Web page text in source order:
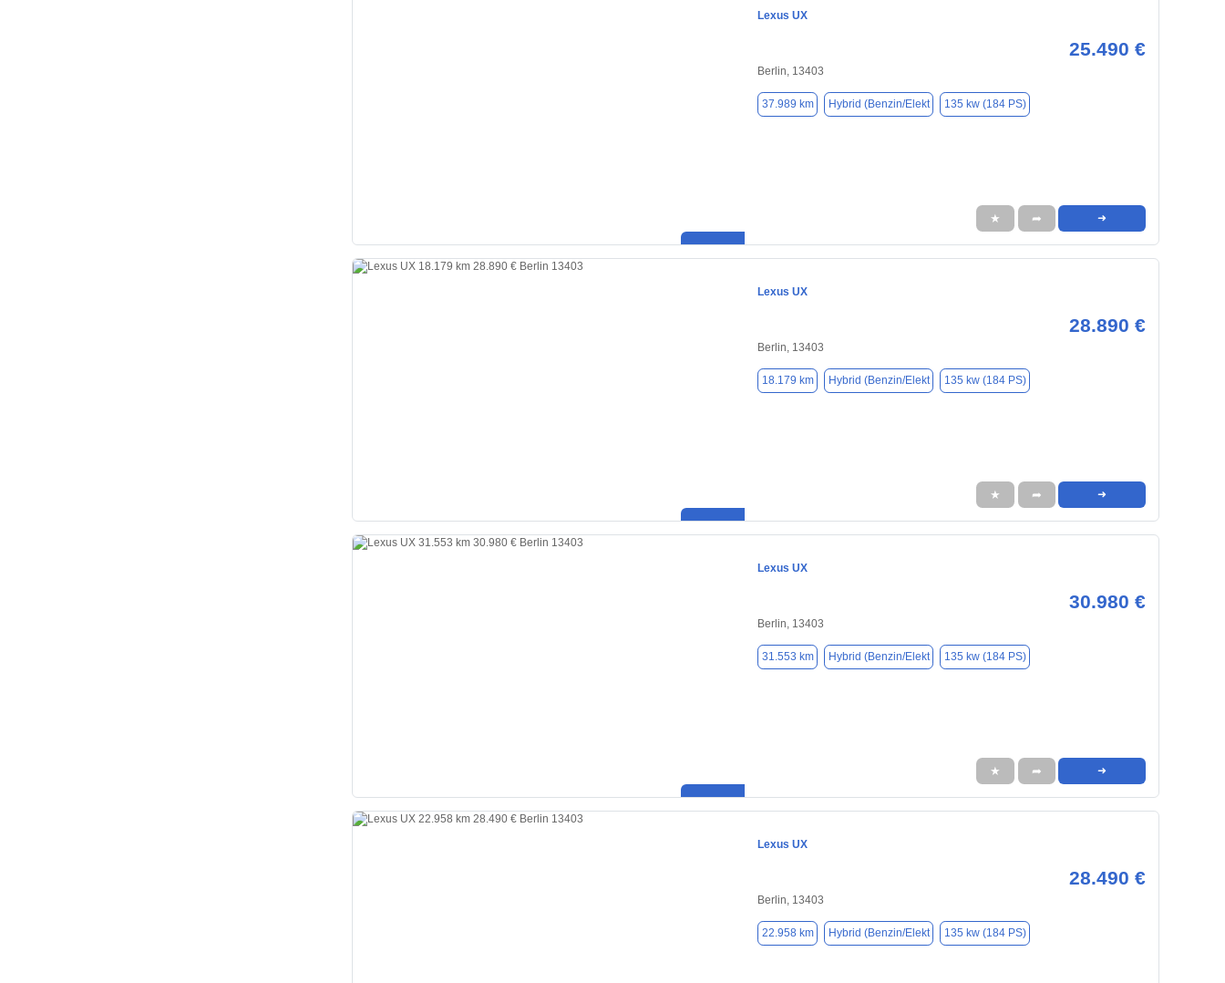
Lexus UX
25.490 €
Berlin, 13403
37.989 km Hybrid (Benzin/Elekt 135 kw (184 PS)
★ ➦ ➜
Lexus UX
28.890 €
Berlin, 13403
18.179 km Hybrid (Benzin/Elekt 135 kw (184 PS)
★ ➦ ➜
Lexus UX
30.980 €
Berlin, 13403
31.553 km Hybrid (Benzin/Elekt 135 kw (184 PS)
★ ➦ ➜
Lexus UX
28.490 €
Berlin, 13403
22.958 km Hybrid (Benzin/Elekt 135 kw (184 PS)